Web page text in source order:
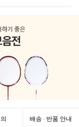
배송 · 반품 안내